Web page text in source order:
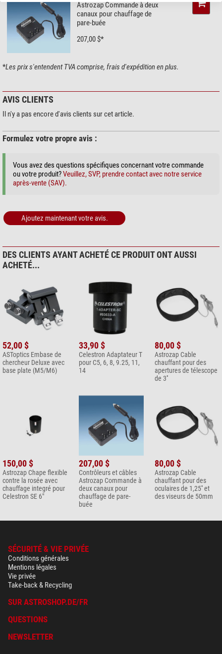
Astrozap Commande à deux
canaux pour chauffage de
pare-buée
207,00 $*
*Les prix s'entendent TVA comprise, frais d'expédition en plus.
AVIS CLIENTS
Il n'y a pas encore d'avis clients sur cet article.
Formulez votre propre avis :
Vous avez des questions spécifiques concernant votre commande
ou votre produit?Veuillez, SVP, prendre contact avec notre service
après-vente (SAV).
Ajoutez maintenant votre avis.
DES CLIENTS AYANT ACHETÉ CE PRODUIT ONT AUSSI
ACHETÉ...
52,00 $
ASToptics Embase de
chercheur Deluxe avec
base plate (M5/M6)
33,90 $
Celestron Adaptateur T
pour C5, 6, 8, 9.25, 11,
14
80,00 $
Astrozap Cable
chauffant pour des
apertures de télescope
de 3''
150,00 $
Astrozap Chape flexible
contre la rosée avec
chauffage integré pour
Celestron SE 6"
207,00 $
Contrôleurs et câbles
Astrozap Commande à
deux canaux pour
chauffage de pare-
buée
80,00 $
Astrozap Cable
chauffant pour des
oculaires de 1,25'' et
des viseurs de 50mm
SÉCURITÉ & VIE PRIVÉE
Conditions générales
Mentions légales
Vie privée
Take-back & Recycling
SUR ASTROSHOP.DE/FR
QUESTIONS
NEWSLETTER